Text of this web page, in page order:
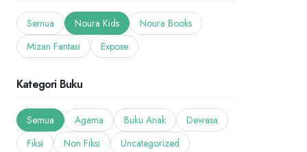
Semua Noura Kids
Noura Books
Mizan Fantasi
Expose
Kategori Buku
Semua Agama Buku Anak
Dewasa
Fiksi
Non Fiksi Uncategorized